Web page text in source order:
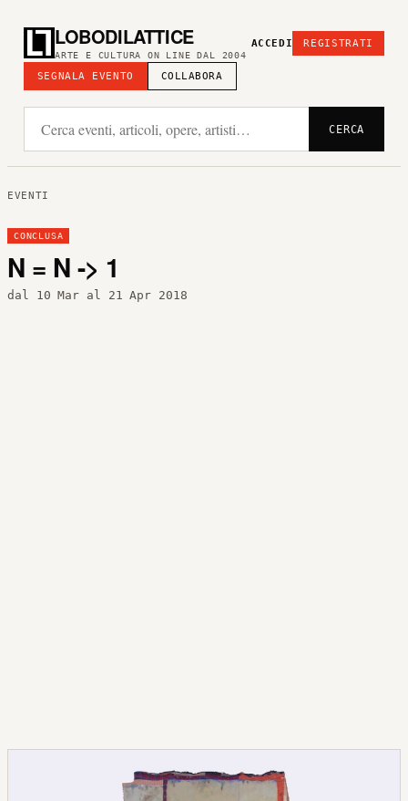
LOBODILATTICE
ARTE E CULTURA ON LINE DAL 2004
SEGNALA EVENTO COLLABORA
ACCEDI REGISTRATI
CERCA
EVENTI
CONCLUSA
N = N -> 1
dal 10 Mar al 21 Apr 2018